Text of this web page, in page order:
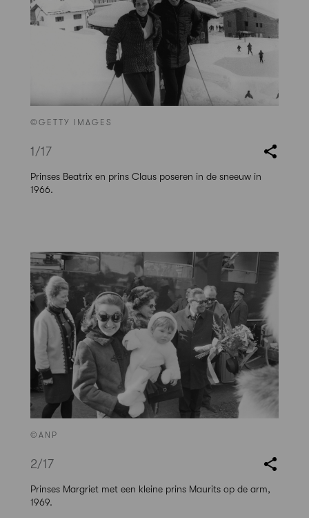
©GETTY IMAGES
1/17
Prinses Beatrix en prins Claus poseren in de sneeuw in
1966.
©ANP
2/17
Prinses Margriet met een kleine prins Maurits op de arm,
1969.